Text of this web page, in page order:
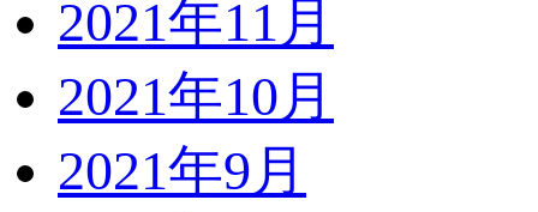
2021年11月
2021年10月
2021年9月